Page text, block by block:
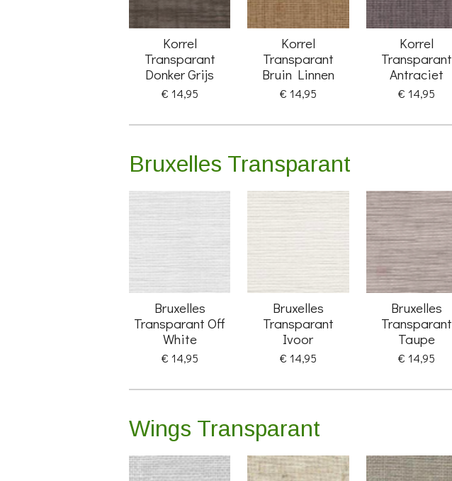
Korrel
Transparant
Donker Grijs
€ 14,95
Korrel
Transparant
Bruin Linnen
€ 14,95
Korrel
Transparant
Antraciet
€ 14,95
Bruxelles Transparant
Bruxelles
Transparant Off
White
€ 14,95
Bruxelles
Transparant
Ivoor
€ 14,95
Bruxelles
Transparant
Taupe
€ 14,95
Wings Transparant